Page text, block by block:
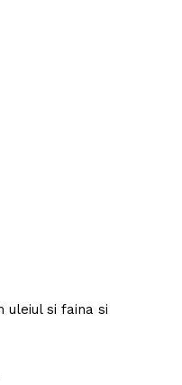
uleiul si faina si